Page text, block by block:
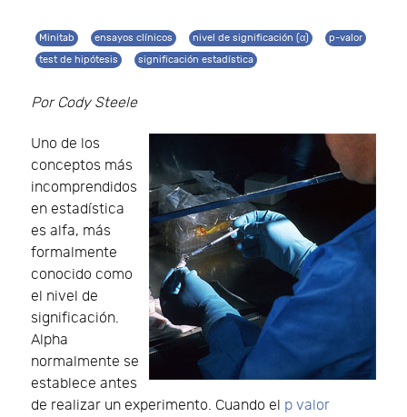
Minitab ensayos clínicos nivel de significación (α)
p-valor
test de hipótesis
significación estadística
Por Cody Steele
Uno de los
conceptos más
incomprendidos
en estadística
es alfa, más
formalmente
conocido como
el nivel de
significación.
Alpha
normalmente se
establece antes
de realizar un experimento. Cuando el p valor